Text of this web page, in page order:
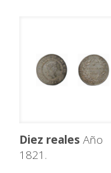
Diez reales Año
1821.